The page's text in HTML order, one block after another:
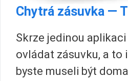
Chytrá zásuvka —
Skrze jedinou
ovládat zásuvku, a to
byste museli být